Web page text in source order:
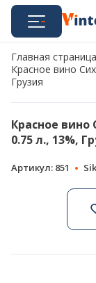
Главная страница
Красное вино
Грузия
Красное вино
0.75 л., 13%,
Артикул: 851